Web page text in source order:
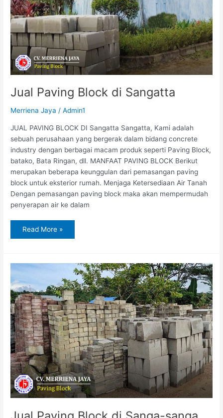
Jual Paving Block di Sangatta
Merriena Jaya /Admin1
JUAL PAVING BLOCK DI Sangatta Sangatta, Kami adalah
sebuah perusahaan yang bergerak dalam bidang concrete
industry dengan berbagai macam produk seperti Paving Block,
batako, Bata Ringan, dll. MANFAAT PAVING BLOCK Berikut
merupakan beberapa keunggulan dari pemasangan paving
block untuk eksterior rumah. Menjaga Ketersediaan Air Tanah
Dengan pemasangan paving block maka akan mempermudah
penyerapan air ke dalam
Read More »
Jual
di
Sanga-
sanga